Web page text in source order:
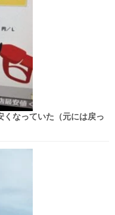
くなっていた（元には戻っ